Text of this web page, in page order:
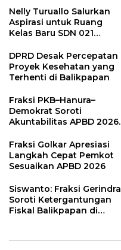
Nelly Turuallo Salurkan
Aspirasi untuk Ruang
Kelas Baru SDN 021
DPRD Desak Percepatan
Proyek Kesehatan yang
Terhenti di Balikpapan
Fraksi PKB–Hanura–
Demokrat Soroti
Akuntabilitas APBD 2026
Pengawasan Belanja
Modal
Fraksi Golkar Apresiasi
Langkah Cepat Pemkot
Sesuaikan APBD 2026
Siswanto: Fraksi Gerindra
Soroti Ketergantungan
Fiskal Balikpapan di